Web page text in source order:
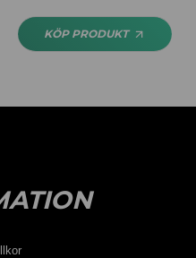
KÖP PRODUKT